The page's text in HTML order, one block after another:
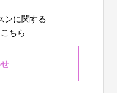
ンに関する
ちら